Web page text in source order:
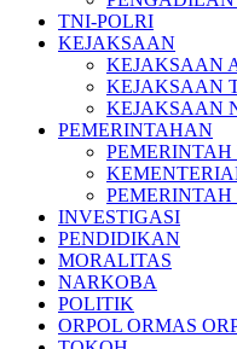
TNI-POLRI
KEJAKSAAN
KEJAKSAAN
KEJAKSAAN
KEJAKSAAN
PEMERINTAHAN
PEMERINTAH
INVESTIGASI
PENDIDIKAN
MORALITAS
NARKOBA
POLITIK
ORPOL ORMAS